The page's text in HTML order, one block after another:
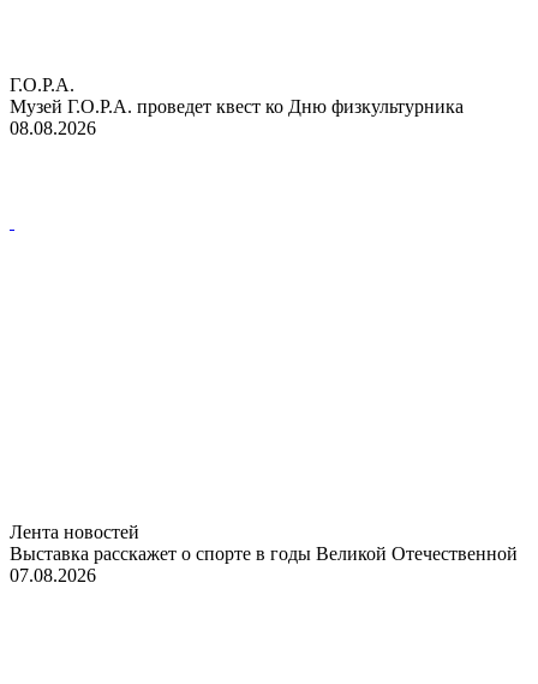
Г.О.Р.А.
Музей Г.О.Р.А. проведет квест ко Дню физкультурника
08.08.2026
Лента новостей
Выставка расскажет о спорте в годы Великой Отечественной
07.08.2026